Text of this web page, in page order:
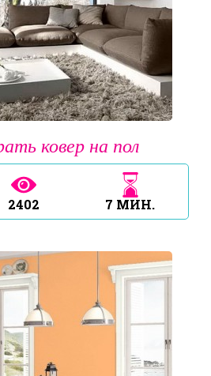
ковер на пол
2402 7 МИН.